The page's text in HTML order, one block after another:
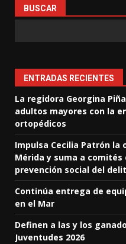
BUSCAR
ENTRADAS RECIENTES
La regidora Georgina
adultos mayores con la
ortopédicos
Impulsa Cecilia Patrón la
Mérida y suma a comités
prevención social del
Continúa entrega de
en el Mar
Definen a las y los
Juventudes 2026